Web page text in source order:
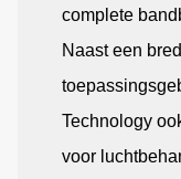
complete
Naast een
Technology
voor